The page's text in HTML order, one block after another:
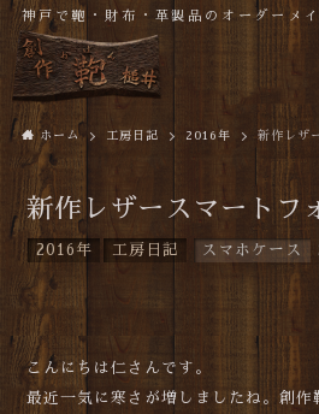
神戸で鞄・財布・革製品のオーダーメ
ホーム 工房日記 2016年 新作レザ
新作レザースマートフ
2016年 工房日記 スマホケース
こんにちは仁さんです。
最近一気に寒さが増しましたね。創作